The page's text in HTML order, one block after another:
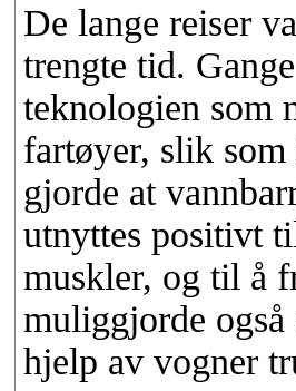
De lange reiser
trengte tid.
teknologien som
fartøyer, slik
gjorde at
utnyttes positivt
muskler, og til å
muliggjorde
hjelp av vogner